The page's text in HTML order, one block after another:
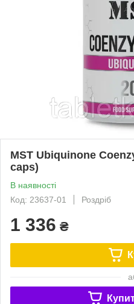
MST Ubiquinone
caps)
В наявності
Код: 23637-01
Роздріб
1 336 ₴